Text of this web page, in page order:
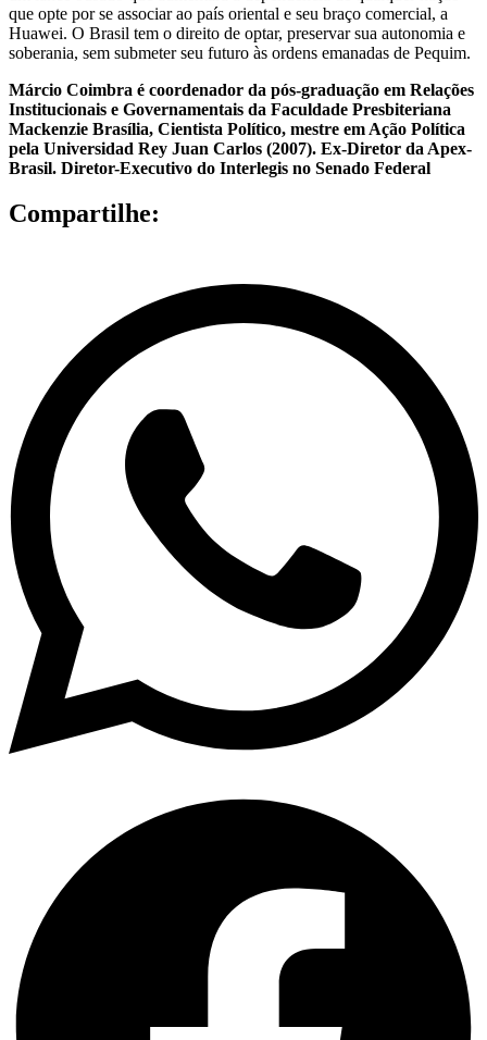
que opte por se associar ao país oriental e seu braço comercial, a
Huawei. O Brasil tem o direito de optar, preservar sua autonomia e
soberania, sem submeter seu futuro às ordens emanadas de Pequim.
Márcio Coimbra é coordenador da pós-graduação em Relações
Institucionais e Governamentais da Faculdade Presbiteriana
Mackenzie Brasília, Cientista Político, mestre em Ação Política
pela Universidad Rey Juan Carlos (2007). Ex-Diretor da Apex-
Brasil. Diretor-Executivo do Interlegis no Senado Federal
Compartilhe: